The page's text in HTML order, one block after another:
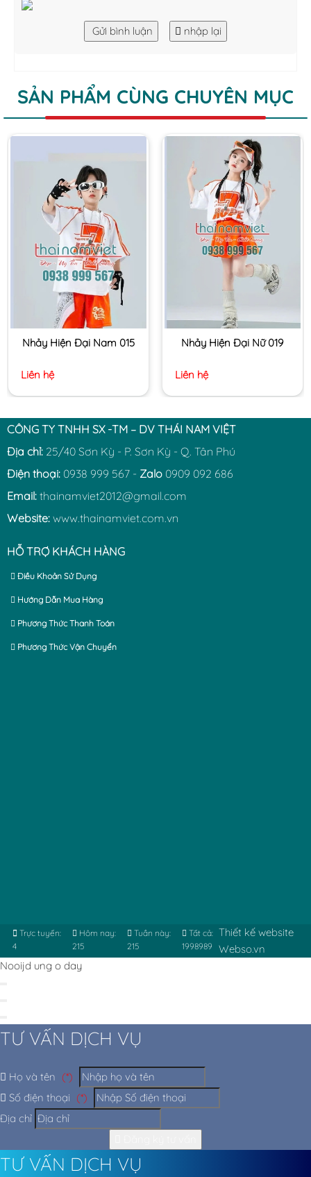
Gửi bình luận nhập lại
SẢN PHẨM CÙNG CHUYÊN MỤC
Nhảy Hiện Đại Nam 015
Liên hệ
Nhảy Hiện Đại Nữ 019
Liên hệ
CÔNG TY TNHH SX -TM – DV THÁI NAM VIỆT
Địa chỉ: 25/40 Sơn Kỳ - P. Sơn Kỳ - Q. Tân Phú
Điện thoại: 0938 999 567 - Zalo 0909 092 686
Email: thainamviet2012@gmail.com
Website: www.thainamviet.com.vn
HỖ TRỢ KHÁCH HÀNG
Điều Khoản Sử Dụng
Hướng Dẫn Mua Hàng
Phương Thức Thanh Toán
Phương Thức Vận Chuyển
Trực tuyến:
4
Hôm nay:
215
Tuần này:
215
Tất cả:
1998989
Thiết kế website
Webso.vn
Nooijd ung o day
TƯ VẤN DỊCH VỤ
Họ và tên (*)
Số điện thoại (*)
Địa chỉ
TƯ VẤN DỊCH VỤ